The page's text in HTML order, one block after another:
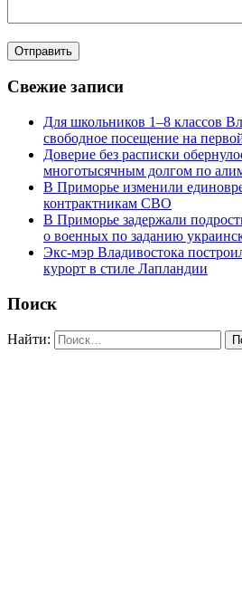
Свежие записи
Для школьников 1–8 классов
свободное посещение на
Доверие без расписки
многотысячным долгом по
В Приморье изменили
контрактникам СВО
В Приморье задержали
о военных по заданию
Экс-мэр Владивостока
курорт в стиле Лапландии
Поиск
Найти: